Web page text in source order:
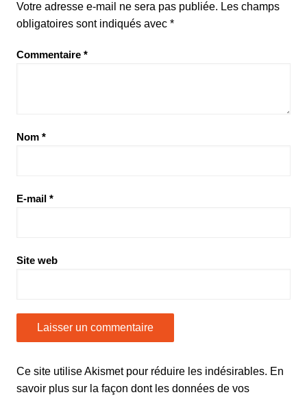
Votre adresse e-mail ne sera pas publiée. Les champs
obligatoires sont indiqués avec *
Commentaire *
Nom *
E-mail *
Site web
Ce site utilise Akismet pour réduire les indésirables. En
savoir plus sur la façon dont les données de vos